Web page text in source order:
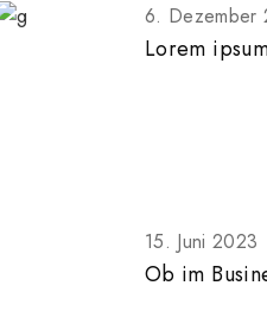
6. Dezember
Lorem
15. Juni 2023
Ob im